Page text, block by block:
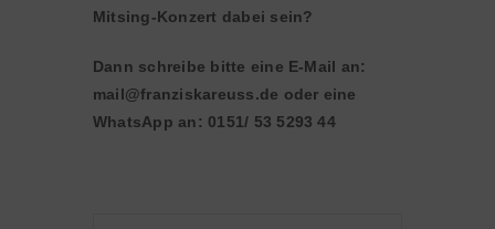
Mitsing-Konzert dabei sein?
Dann schreibe bitte eine E-Mail an:
mail@franziskareuss.de oder eine
WhatsApp an: 0151/ 53 5293 44